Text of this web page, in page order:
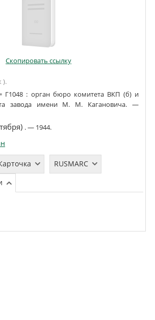
Скопировать ссылку
).
Г1048 : орган бюро комитета ВКП (б) и
завода имени М. М. Кагановича. —
. —1944.
RUSMARC